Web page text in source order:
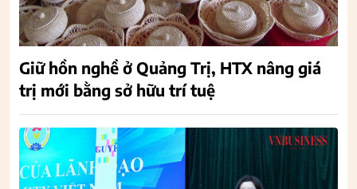
Giữ hồn nghề ở Quảng Trị, HTX nâng giá
trị mới bằng sở hữu trí tuệ